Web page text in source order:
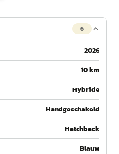
6
2026
10 km
Hybride
Handgeschakeld
Hatchback
Blauw